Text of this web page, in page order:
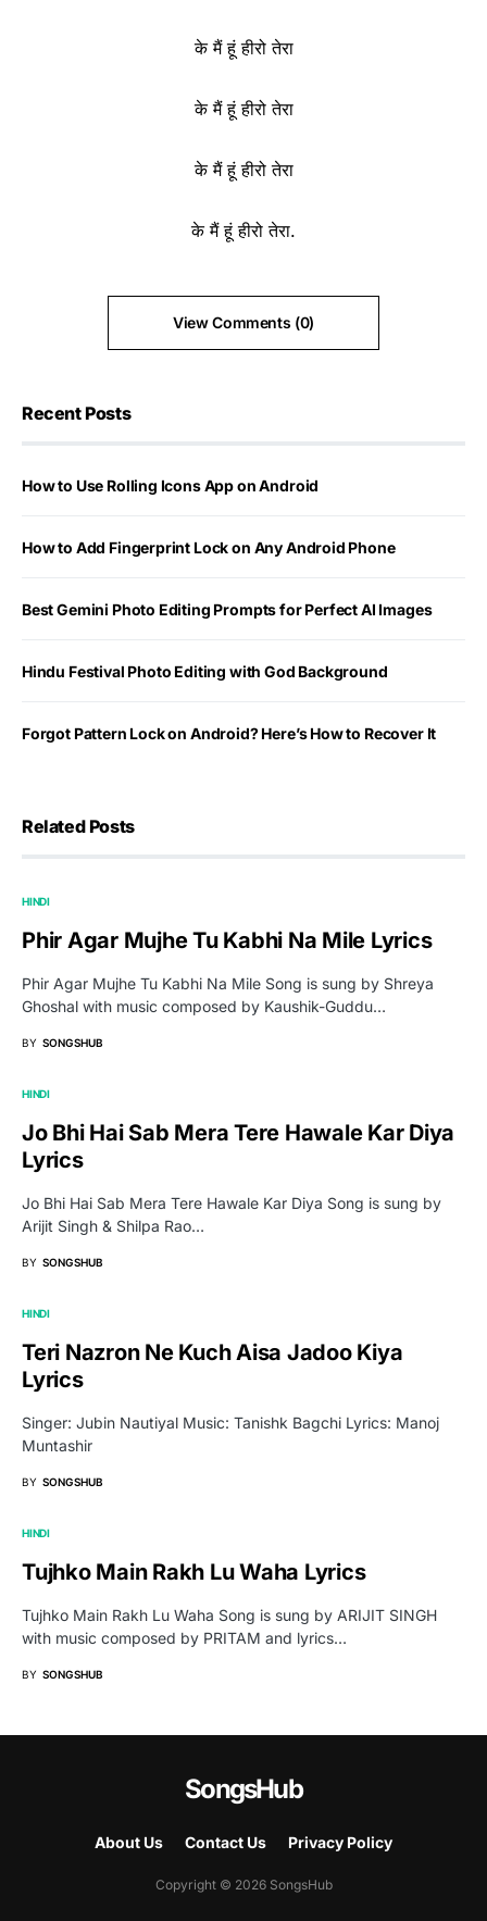
के मैं हूं हीरो तेरा
के मैं हूं हीरो तेरा
के मैं हूं हीरो तेरा
के मैं हूं हीरो तेरा.
View Comments (0)
Recent Posts
How to Use Rolling Icons App on Android
How to Add Fingerprint Lock on Any Android Phone
Best Gemini Photo Editing Prompts for Perfect AI Images
Hindu Festival Photo Editing with God Background
Forgot Pattern Lock on Android? Here’s How to Recover It
Related Posts
HINDI
Phir Agar Mujhe Tu Kabhi Na Mile Lyrics
Phir Agar Mujhe Tu Kabhi Na Mile Song is sung by Shreya
Ghoshal with music composed by Kaushik-Guddu…
BY SONGSHUB
HINDI
Jo Bhi Hai Sab Mera Tere Hawale Kar Diya
Lyrics
Jo Bhi Hai Sab Mera Tere Hawale Kar Diya Song is sung by
Arijit Singh & Shilpa Rao…
BY SONGSHUB
HINDI
Teri Nazron Ne Kuch Aisa Jadoo Kiya
Lyrics
Singer: Jubin Nautiyal Music: Tanishk Bagchi Lyrics: Manoj
Muntashir
BY SONGSHUB
HINDI
Tujhko Main Rakh Lu Waha Lyrics
Tujhko Main Rakh Lu Waha Song is sung by ARIJIT SINGH
with music composed by PRITAM and lyrics…
BY SONGSHUB
SongsHub
About Us Contact Us Privacy Policy
Copyright © 2026 SongsHub